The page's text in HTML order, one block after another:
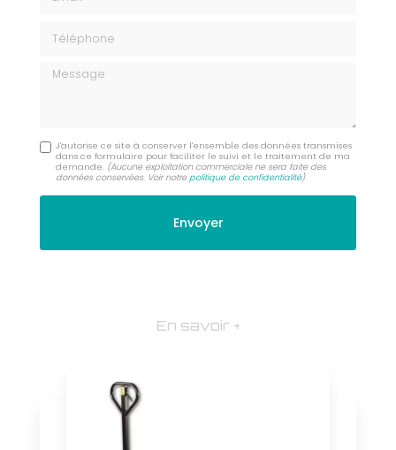
Message
J'autorise ce site à conserver l'ensemble des données transmises
dans ce formulaire pour faciliter le suivi et le traitement de ma
demande. (Aucune exploitation commerciale ne sera faite des
données conservées. Voir notrepolitique de confidentialité)
En savoir +